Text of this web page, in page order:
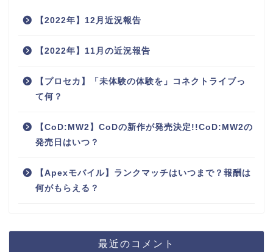
【2022年】12月近況報告
【2022年】11月の近況報告
【プロセカ】「未体験の体験を」コネクトライブっ
て何？
【CoD:MW2】CoDの新作が発売決定!!CoD:MW2の
発売日はいつ？
【Apexモバイル】ランクマッチはいつまで？報酬は
何がもらえる？
最近のコメント